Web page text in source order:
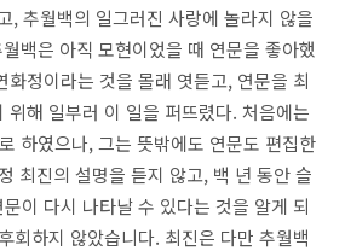
, 추월백의 일그러진 사랑에 놀라지 않을
백은 아직 모현이었을 때 연문을 좋아했
화정이라는 것을 몰래 엿듣고, 연문을 최
위해 일부러 이 일을 퍼뜨렸다. 처음에는
하였으나, 그는 뜻밖에도 연문도 편집한
최진의 설명을 듣지 않고, 백 년 동안 슬
이 다시 나타날 수 있다는 것을 알게 되
회하지 않았습니다. 최진은 다만 추월백